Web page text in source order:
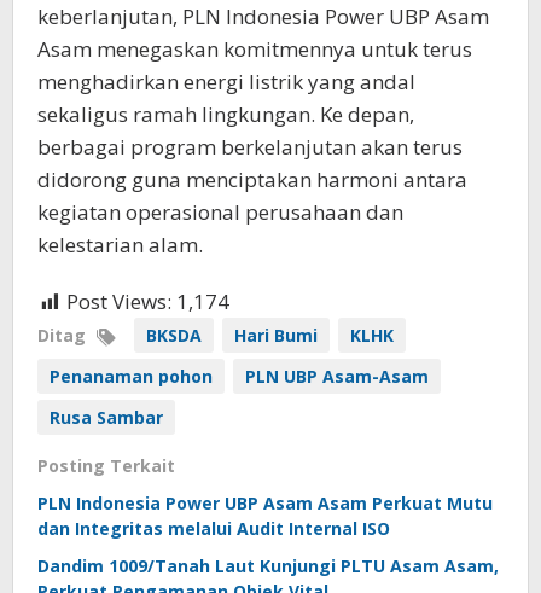
keberlanjutan, PLN Indonesia Power UBP Asam
Asam menegaskan komitmennya untuk terus
menghadirkan energi listrik yang andal
sekaligus ramah lingkungan. Ke depan,
berbagai program berkelanjutan akan terus
didorong guna menciptakan harmoni antara
kegiatan operasional perusahaan dan
kelestarian alam.
Post Views: 1,174
Ditag BKSDA Hari Bumi
KLHK
Penanaman pohon
PLN UBP Asam-Asam
Rusa Sambar
Posting Terkait
PLN Indonesia Power UBP Asam Asam Perkuat Mutu
dan Integritas melalui Audit Internal ISO
Dandim 1009/Tanah Laut Kunjungi PLTU Asam Asam,